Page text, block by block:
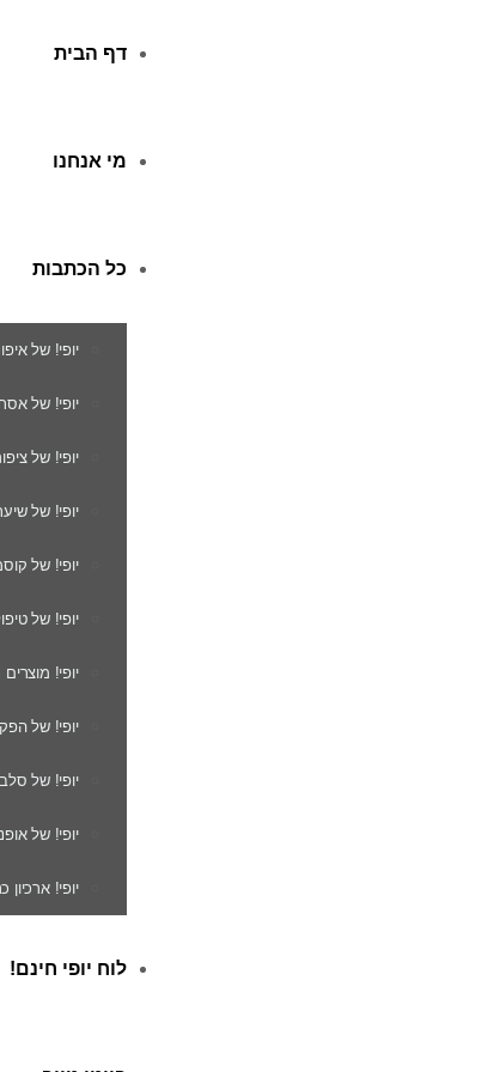
דף הבית
מי אנחנו
כל הכתבות
יופי! של
יופי! של
יופי! של
יופי! של
יופי! של
יופי! של
יופי!
יופי! של
יופי! של
יופי! של
יופי! ארכיון
לוח יופי חינם!